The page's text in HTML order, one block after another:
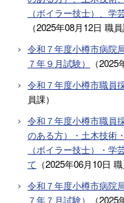
（ボイラー技士）、
（2025年08月12日 職
令和７年度小樽市病院
７年９月試験）
（2025
令和７年度小樽市職員
員課）
令和７年度小樽市職員
のある方）・土木技術
（ボイラー技士）・
て （2025年06月10日
令和７年度小樽市病院
７年７月試験）
（2025